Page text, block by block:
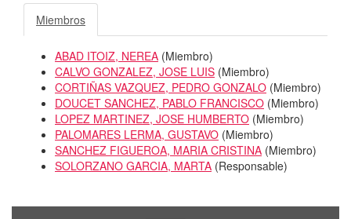
Miembros
ABAD ITOIZ, NEREA (Miembro)
CALVO GONZALEZ, JOSE LUIS (Miembro)
CORTIÑAS VAZQUEZ, PEDRO GONZALO (Miembro)
DOUCET SANCHEZ, PABLO FRANCISCO (Miembro)
LOPEZ MARTINEZ, JOSE HUMBERTO (Miembro)
PALOMARES LERMA, GUSTAVO (Miembro)
SANCHEZ FIGUEROA, MARIA CRISTINA (Miembro)
SOLORZANO GARCIA, MARTA (Responsable)